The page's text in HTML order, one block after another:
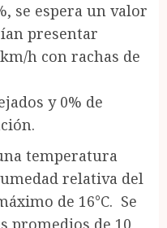
se espera un valor
presentar
h con rachas de
y 0% de
temperatura
relativa del
de 16°C. Se
promedios de 10